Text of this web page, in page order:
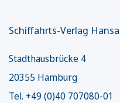
Schiffahrts-Verlag
Stadthausbrücke 4
20355 Hamburg
Tel. +49 (0)40 707080-01